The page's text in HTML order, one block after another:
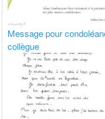
Message pour
collègue